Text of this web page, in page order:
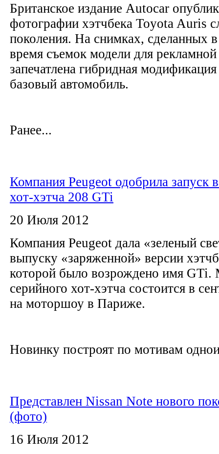
Британское издание Autocar
фотографии хэтчбека Toyota Auris
поколения. На снимках, сделанных
время съемок модели для
запечатлена гибридная
базовый автомобиль.
Ранее...
Компания Peugeot одобрила запуск
хот-хэтча 208 GTi
20 Июля 2012
Компания Peugeot дала «зеленый
выпуску «заряженной» версии
которой было возрождено имя GTi.
серийного хот-хэтча состоится в
на моторшоу в Париже.
Новинку построят по мотивам
Представлен Nissan Note нового
(фото)
16 Июля 2012